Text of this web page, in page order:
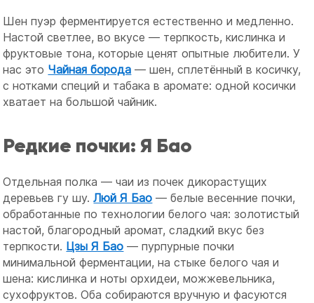
Шен пуэр ферментируется естественно и медленно.
Настой светлее, во вкусе — терпкость, кислинка и
фруктовые тона, которые ценят опытные любители. У
нас это Чайная борода — шен, сплетённый в косичку,
с нотками специй и табака в аромате: одной косички
хватает на большой чайник.
Редкие почки: Я Бао
Отдельная полка — чаи из почек дикорастущих
деревьев гу шу.Люй Я Бао — белые весенние почки,
обработанные по технологии белого чая: золотистый
настой, благородный аромат, сладкий вкус без
терпкости. Цзы Я Бао — пурпурные почки
минимальной ферментации, на стыке белого чая и
шена: кислинка и ноты орхидеи, можжевельника,
сухофруктов. Оба собираются вручную и фасуются